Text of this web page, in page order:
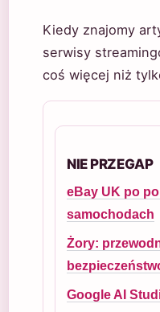
Kiedy znajomy
serwisy
coś więcej niż
NIE PRZEGAP
eBay UK po
samochodach
Żory:
Google AI